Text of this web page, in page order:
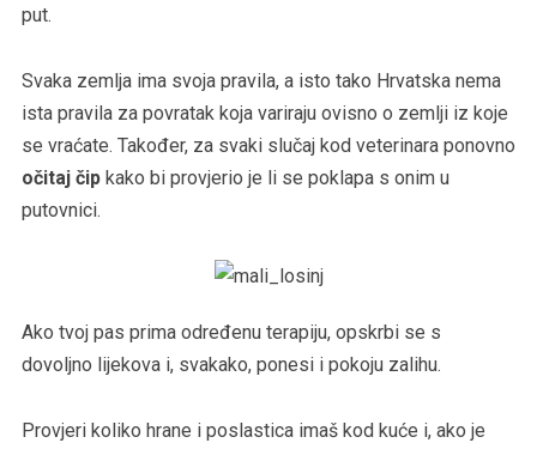
put.
Svaka zemlja ima svoja pravila, a isto tako Hrvatska nema
ista pravila za povratak koja variraju ovisno o zemlji iz koje
se vraćate. Također, za svaki slučaj kod veterinara ponovno
očitaj čipkako bi provjerio je li se poklapa s onim u
putovnici.
Ako tvoj pas prima određenu terapiju, opskrbi se s
dovoljno lijekova i, svakako, ponesi i pokoju zalihu.
Provjeri koliko hrane i poslastica imaš kod kuće i, ako je